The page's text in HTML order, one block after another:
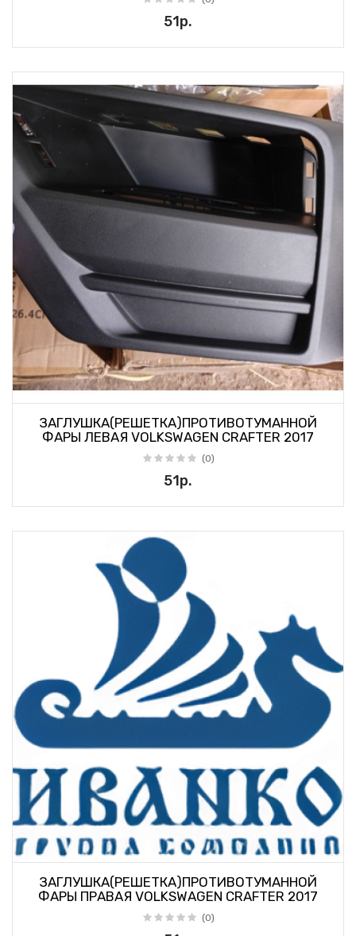
51р.
ЗАГЛУШКА(РЕШЕТКА)ПРОТИВОТУМАННОЙ
ФАРЫ ЛЕВАЯ VOLKSWAGEN CRAFTER 2017
(0)
51р.
ЗАГЛУШКА(РЕШЕТКА)ПРОТИВОТУМАННОЙ
ФАРЫ ПРАВАЯ VOLKSWAGEN CRAFTER 2017
(0)